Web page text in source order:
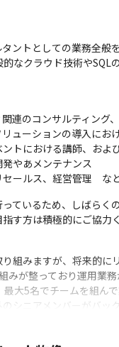
ントとしての業務全般
的なクラウド技術やSQL
関連のコンサルティン
ューションの導入にお
トにおける講師、およ
やあメンテナンス
ールス、経営管理　な
ているため、しばらく
す方は積極的にご協力
り組みますが、将来的
みが整っており運用業
最大5名でチームを組ん
のシニアメンバーがバッ